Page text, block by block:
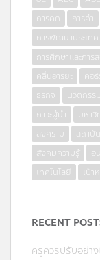
การคิด
การค้า
การพัฒนาประเทศ
การศึกษาและการส
คลื่นอารยะ
คอร์
ธุรกิจ
นวัตกรรม
ภาวะผู้นำ
มหาวิ
สงคราม
สถาบั
สังคมความรู้
อ
เทคโนโลยี
เป้า
RECENT
ครูควรปรับอย่า